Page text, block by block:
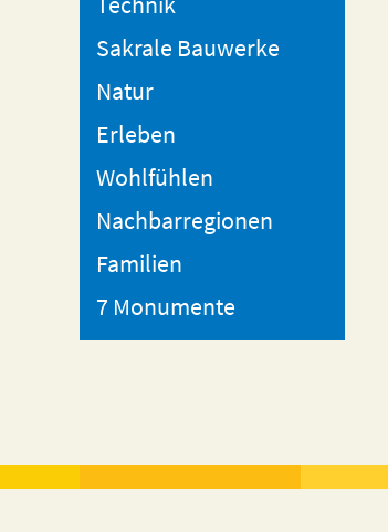
Sakrale Bauwerke
Natur
Erleben
Wohlfühlen
Nachbarregionen
Familien
7 Monumente